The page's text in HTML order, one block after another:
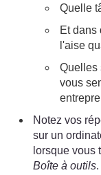
Quelle
Et dans
l'aise
Quelles
vous
Notez vos
sur un
lorsque vous
Boîte à outils.